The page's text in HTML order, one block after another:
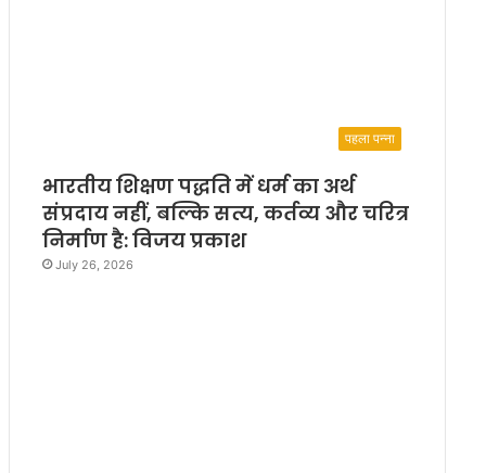
पहला पन्ना
भारतीय शिक्षण पद्धति में धर्म का अर्थ
संप्रदाय नहीं, बल्कि सत्य, कर्तव्य और चरित्र
निर्माण है: विजय प्रकाश
July 26, 2026